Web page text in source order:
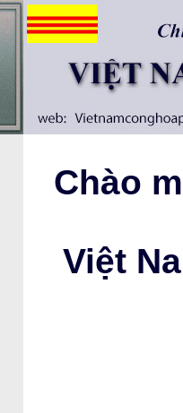
Chào
Việt